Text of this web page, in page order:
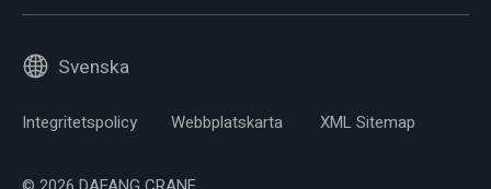
Svenska
Integritetspolicy Webbplatskarta XML Sitemap